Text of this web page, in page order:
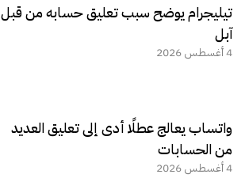
تيليجرام يوضح سبب تعليق حسابه من قبل
آبل
4 أغسطس 2026
واتساب يعالج عطلًا أدى إلى تعليق العديد
من الحسابات
4 أغسطس 2026